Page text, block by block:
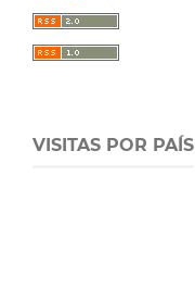
VISITAS POR PAÍS